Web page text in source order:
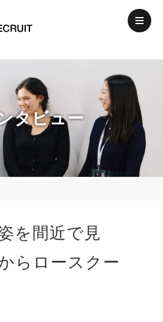
タビュー
を間近で見
らロースクー